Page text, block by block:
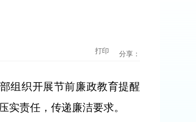
打印 分享：
组织开展节前廉政教育提醒
实责任，传递廉洁要求。